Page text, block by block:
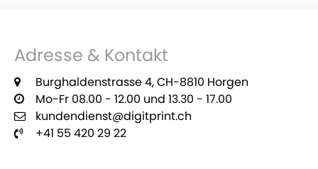
Adresse & Kontakt
Burghaldenstrasse 4, CH-8810 Horgen
Mo-Fr 08.00 - 12.00 und 13.30 - 17.00
kundendienst@digitprint.ch
+41 55 420 29 22